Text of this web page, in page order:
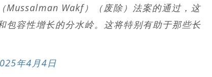
Mussalman Wakf）（废除）法案的通过，这
容性增长的分水岭。这将特别有助于那些长
年4月4日